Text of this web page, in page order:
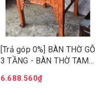
[Trả góp 0%] BÀN THỜ GỖ
3 TẦNG - BÀN THỜ TAM
3 TẦNG
6.688.560₫